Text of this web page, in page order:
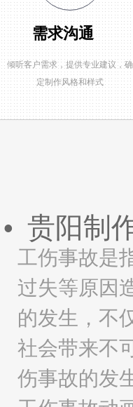
需求沟通
倾听客户需求，提供专业建议，确
定制作风格和样式
• 贵阳制
工伤事故是
过失等原因
的发生，不
社会带来不
伤事故的发